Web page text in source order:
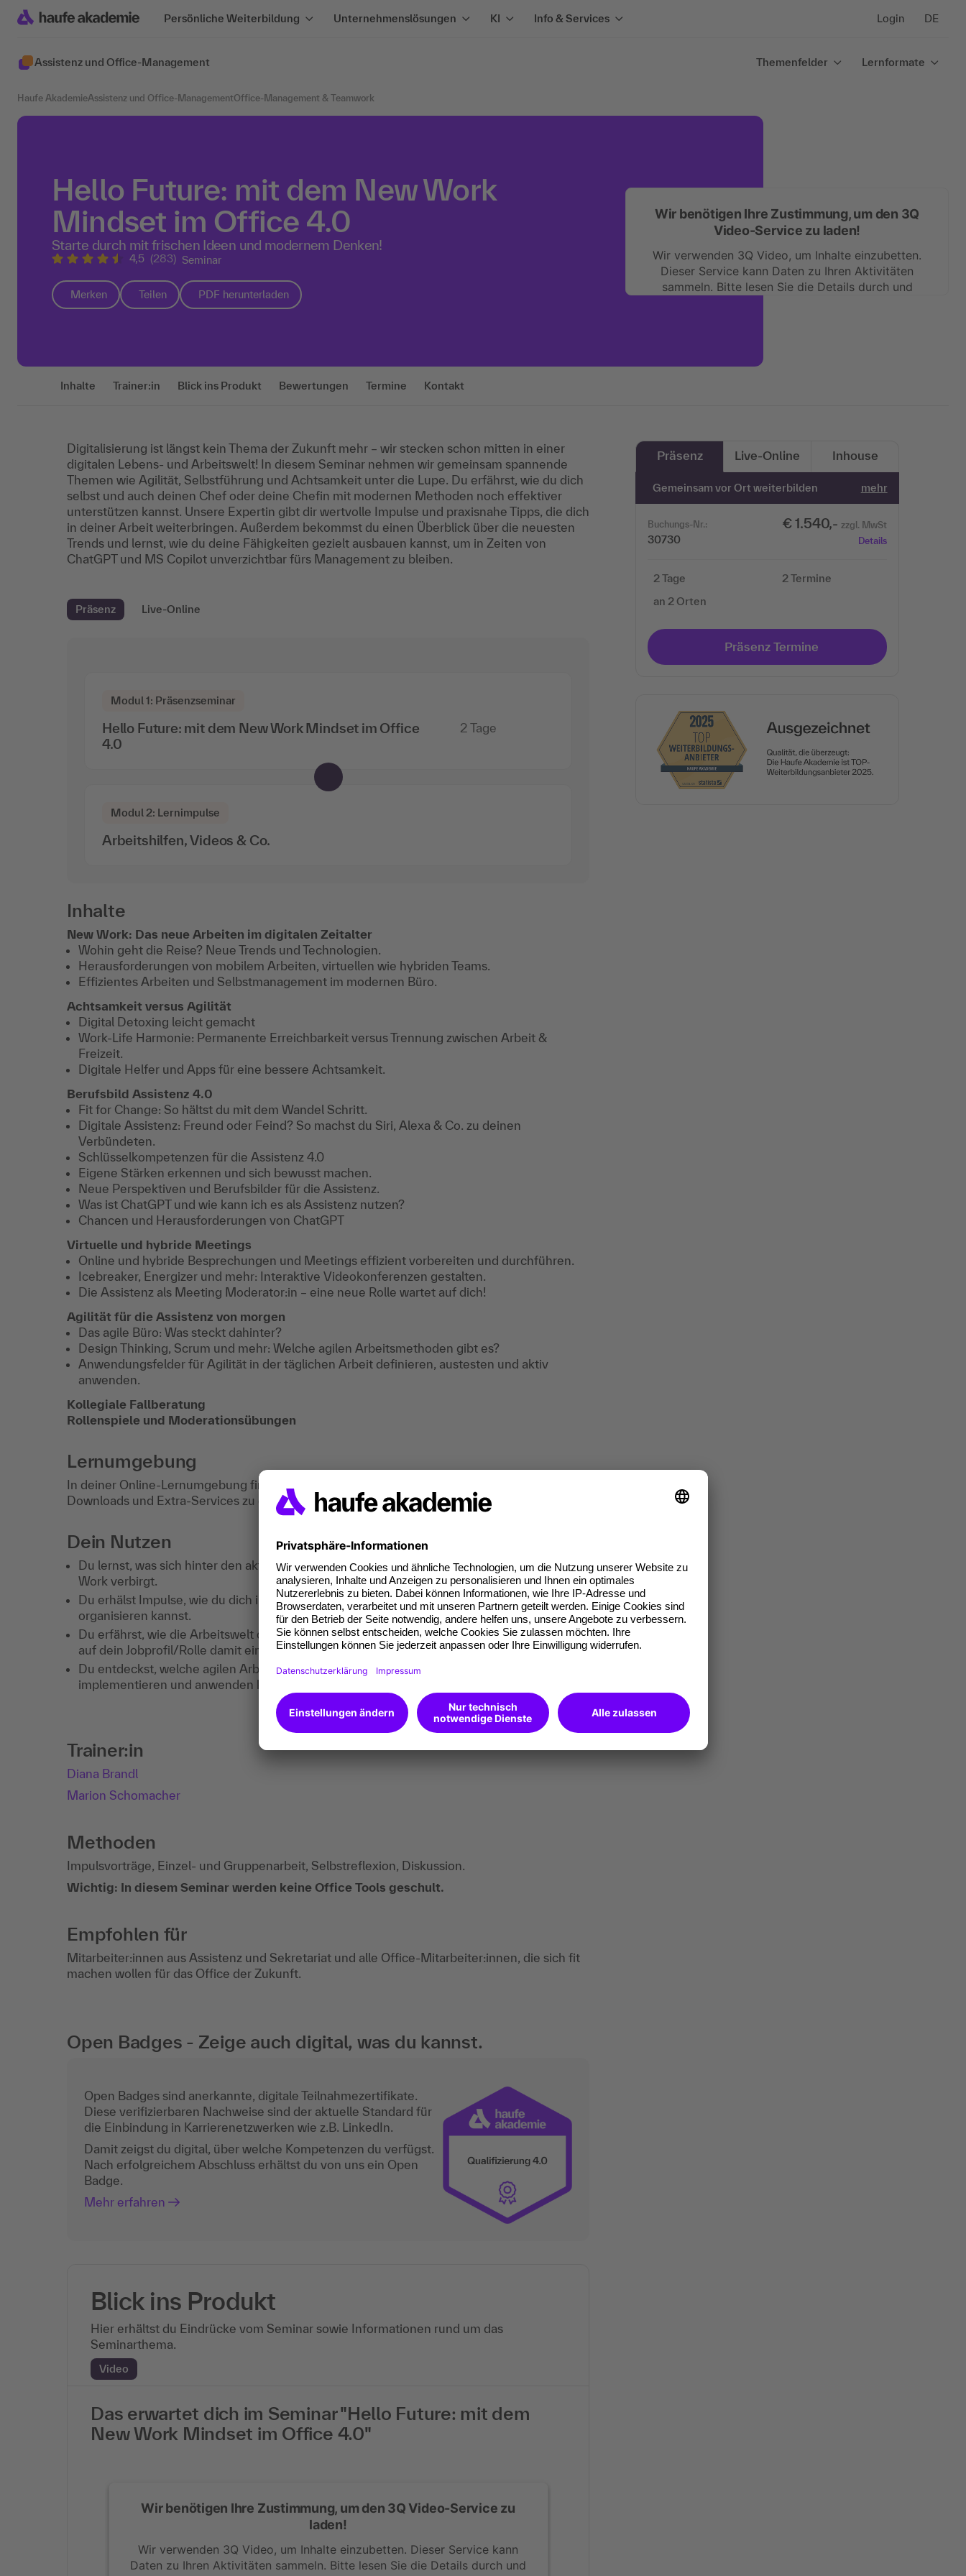
Persönliche Weiterbildung Unternehmenslösungen KI Info & Services Login DE
Assistenz und Office-Management Themenfelder Lernformate
Haufe AkademieAssistenz und Office-ManagementOffice-Management & Teamwork
Hello Future: mit dem New Work
Mindset im Office 4.0
Starte durch mit frischen Ideen und modernem Denken!
4,5 (283) Seminar
Merken Teilen PDF herunterladen
Wir benötigen Ihre Zustimmung, um den 3Q
Video-Service zu laden!
Wir verwenden 3Q Video, um Inhalte einzubetten.
Dieser Service kann Daten zu Ihren Aktivitäten
sammeln. Bitte lesen Sie die Details durch und
Inhalte Trainer:in Blick ins Produkt Bewertungen Termine Kontakt
Digitalisierung ist längst kein Thema der Zukunft mehr – wir stecken schon mitten in einer
digitalen Lebens- und Arbeitswelt! In diesem Seminar nehmen wir gemeinsam spannende
Themen wie Agilität, Selbstführung und Achtsamkeit unter die Lupe. Du erfährst, wie du dich
selbst und auch deinen Chef oder deine Chefin mit modernen Methoden noch effektiver
unterstützen kannst. Unsere Expertin gibt dir wertvolle Impulse und praxisnahe Tipps, die dich
in deiner Arbeit weiterbringen. Außerdem bekommst du einen Überblick über die neuesten
Trends und lernst, wie du deine Fähigkeiten gezielt ausbauen kannst, um in Zeiten von
ChatGPT und MS Copilot unverzichtbar fürs Management zu bleiben.
Präsenz Live-Online
Modul 1: Präsenzseminar
2 Tage
Hello Future: mit dem New Work Mindset im Office
4.0
Modul 2: Lernimpulse
Arbeitshilfen, Videos & Co.
Inhalte
New Work: Das neue Arbeiten im digitalen Zeitalter
Wohin geht die Reise? Neue Trends und Technologien.
Herausforderungen von mobilem Arbeiten, virtuellen wie hybriden Teams.
Effizientes Arbeiten und Selbstmanagement im modernen Büro.
Achtsamkeit versus Agilität
Digital Detoxing leicht gemacht
Work-Life Harmonie: Permanente Erreichbarkeit versus Trennung zwischen Arbeit &
Freizeit.
Digitale Helfer und Apps für eine bessere Achtsamkeit.
Berufsbild Assistenz 4.0
Fit for Change: So hältst du mit dem Wandel Schritt.
Digitale Assistenz: Freund oder Feind? So machst du Siri, Alexa & Co. zu deinen
Verbündeten.
Schlüsselkompetenzen für die Assistenz 4.0
Eigene Stärken erkennen und sich bewusst machen.
Neue Perspektiven und Berufsbilder für die Assistenz.
Was ist ChatGPT und wie kann ich es als Assistenz nutzen?
Chancen und Herausforderungen von ChatGPT
Virtuelle und hybride Meetings
Online und hybride Besprechungen und Meetings effizient vorbereiten und durchführen.
Icebreaker, Energizer und mehr: Interaktive Videokonferenzen gestalten.
Die Assistenz als Meeting Moderator:in – eine neue Rolle wartet auf dich!
Agilität für die Assistenz von morgen
Das agile Büro: Was steckt dahinter?
Design Thinking, Scrum und mehr: Welche agilen Arbeitsmethoden gibt es?
Anwendungsfelder für Agilität in der täglichen Arbeit definieren, austesten und aktiv
anwenden.
Kollegiale Fallberatung
Rollenspiele und Moderationsübungen
Lernumgebung
In deiner Online-Lernumgebung findest du nach deiner Anmeldung nützliche Informationen,
Downloads und Extra-Services zu dieser Qualifizierungsmaßnahme.
Dein Nutzen
Du lernst, was sich hinter den aktuellen Entwicklungen im Bereich Digitalisierung und New
Work verbirgt.
Du erhälst Impulse, wie du dich in der digitalen Welt noch besser und vor allem achtsamer
organisieren kannst.
Du erfährst, wie die Arbeitswelt der Zukunft aussehen könnte und welche Auswirkungen
auf dein Jobprofil/Rolle damit einhergehen könnten.
Du entdeckst, welche agilen Arbeitsmethoden es gibt und wie Assistenzen sie aktiv
implementieren und anwenden können.
Trainer:in
Diana Brandl
Marion Schomacher
Methoden
Impulsvorträge, Einzel- und Gruppenarbeit, Selbstreflexion, Diskussion.
Wichtig: In diesem Seminar werden keine Office Tools geschult.
Empfohlen für
Mitarbeiter:innen aus Assistenz und Sekretariat und alle Office-Mitarbeiter:innen, die sich fit
machen wollen für das Office der Zukunft.
Open Badges - Zeige auch digital, was du kannst.
Open Badges sind anerkannte, digitale Teilnahmezertifikate.
Diese verifizierbaren Nachweise sind der aktuelle Standard für
die Einbindung in Karrierenetzwerken wie z.B. LinkedIn.
Damit zeigst du digital, über welche Kompetenzen du verfügst.
Nach erfolgreichem Abschluss erhältst du von uns ein Open
Badge.
Mehr erfahren
Blick ins Produkt
Hier erhältst du Eindrücke vom Seminar sowie Informationen rund um das
Seminarthema.
Video
Das erwartet dich im Seminar "Hello Future: mit dem
New Work Mindset im Office 4.0"
Wir benötigen Ihre Zustimmung, um den 3Q Video-Service zu
laden!
Wir verwenden 3Q Video, um Inhalte einzubetten. Dieser Service kann
Daten zu Ihren Aktivitäten sammeln. Bitte lesen Sie die Details durch und
Präsenz Live-Online Inhouse
Gemeinsam vor Ort weiterbilden mehr
Buchungs-Nr.:
30730
€ 1.540,- zzgl. MwSt
Details
2 Tage
an 2 Orten
2 Termine
Präsenz Termine